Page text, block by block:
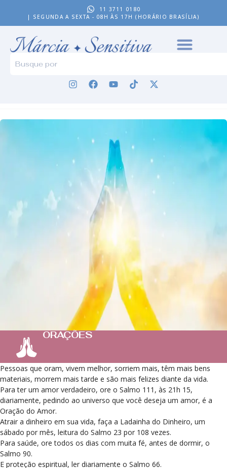
11 3711 0180
| SEGUNDA A SEXTA - 08H ÀS 17H (HORÁRIO BRASÍLIA)
ORAÇÕES
Pessoas que oram, vivem melhor, sorriem mais, têm mais bens
materiais, morrem mais tarde e são mais felizes diante da vida.
Para ter um amor verdadeiro, ore o Salmo 111, às 21h 15,
diariamente, pedindo ao universo que você deseja um amor, é a
Oração do Amor.
Atrair a dinheiro em sua vida, faça a Ladainha do Dinheiro, um
sábado por mês, leitura do Salmo 23 por 108 vezes.
Para saúde, ore todos os dias com muita fé, antes de dormir, o
Salmo 90.
E proteção espiritual, ler diariamente o Salmo 66.